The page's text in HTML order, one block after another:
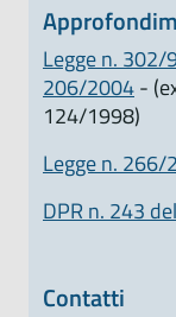
Legge n. 302/
206/2004-
124/1998)
Legge n.
DPR n. 243
Contatti